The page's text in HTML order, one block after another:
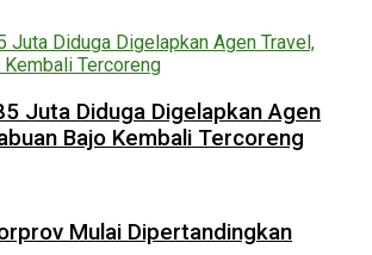
Juta Diduga Digelapkan Agen
Bajo Kembali Tercoreng
Mulai Dipertandingkan